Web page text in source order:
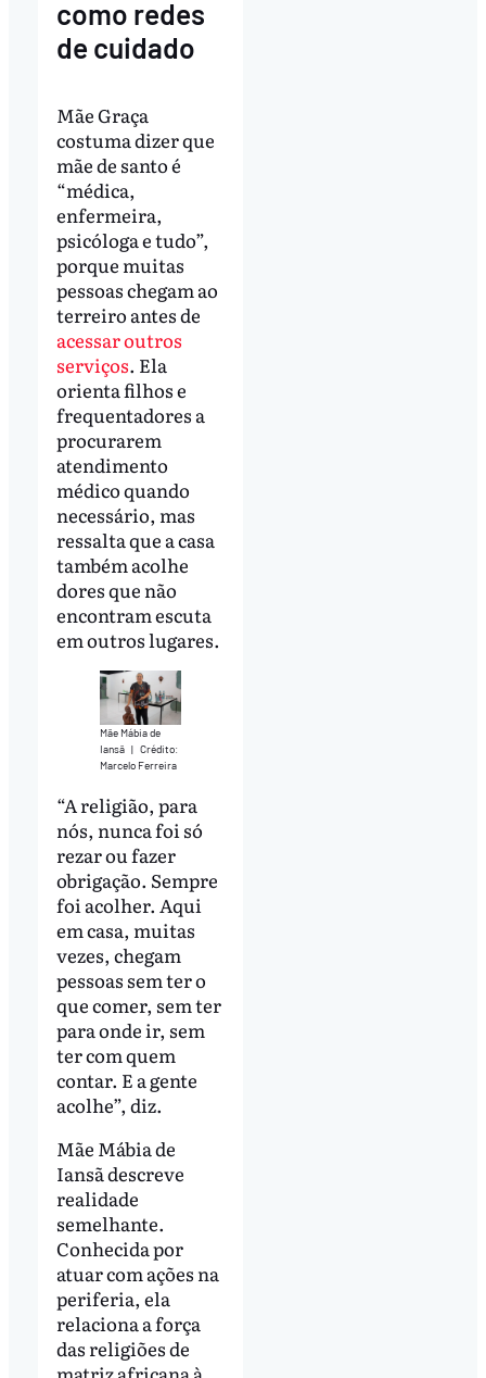
como redes
de cuidado
Mãe Graça
costuma dizer que
mãe de santo é
“médica,
enfermeira,
psicóloga e tudo”,
porque muitas
pessoas chegam ao
terreiro antes de
acessar outros
serviços. Ela
orienta filhos e
frequentadores a
procurarem
atendimento
médico quando
necessário, mas
ressalta que a casa
também acolhe
dores que não
encontram escuta
em outros lugares.
Mãe Mábia de
Iansã | Crédito:
Marcelo Ferreira
“A religião, para
nós, nunca foi só
rezar ou fazer
obrigação. Sempre
foi acolher. Aqui
em casa, muitas
vezes, chegam
pessoas sem ter o
que comer, sem ter
para onde ir, sem
ter com quem
contar. E a gente
acolhe”, diz.
Mãe Mábia de
Iansã descreve
realidade
semelhante.
Conhecida por
atuar com ações na
periferia, ela
relaciona a força
das religiões de